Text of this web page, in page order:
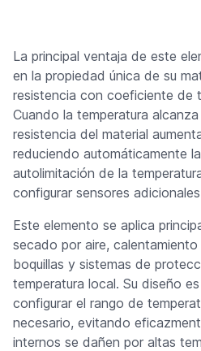
La principal ventaja de este
en la propiedad única de su
resistencia con coeficiente de
Cuando la temperatura
resistencia del material
reduciendo automáticamente
autolimitación de la
configurar sensores
Este elemento se aplica
secado por aire,
boquillas y sistemas de
temperatura local. Su diseño
configurar el rango de
necesario, evitando
internos se dañen por altas